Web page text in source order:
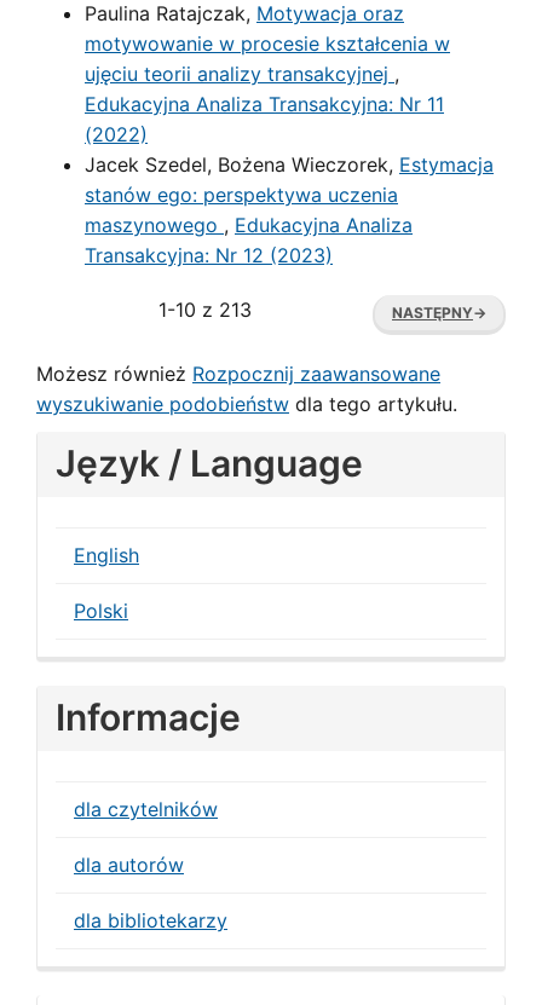
Paulina Ratajczak, Motywacja oraz
motywowanie w procesie kształcenia w
ujęciu teorii analizy transakcyjnej ,
Edukacyjna Analiza Transakcyjna: Nr 11
(2022)
Jacek Szedel, Bożena Wieczorek, Estymacja
stanów ego: perspektywa uczenia
maszynowego , Edukacyjna Analiza
Transakcyjna: Nr 12 (2023)
1-10 z 213 NASTĘPNY→
Możesz również Rozpocznij zaawansowane
wyszukiwanie podobieństw dla tego artykułu.
Język / Language
English
Polski
Informacje
dla czytelników
dla autorów
dla bibliotekarzy